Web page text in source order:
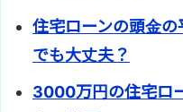
住宅ローンの頭金
でも大丈夫？
3000万円の住宅ロ